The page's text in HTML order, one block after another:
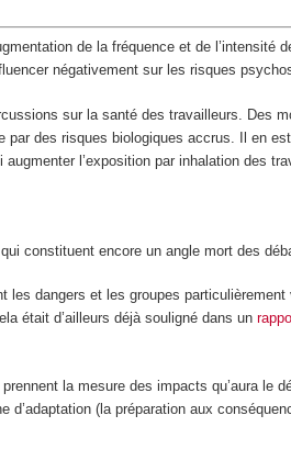
de la fréquence et de
négativement sur les risques
sur la santé des travailleurs. Des
par des risques biologiques accrus. Il en
augmenter l’exposition par inhalation des
constituent encore un angle mort des
les dangers et les groupes
était d’ailleurs déjà souligné dans un
la mesure des impacts qu’aura le
(la préparation aux